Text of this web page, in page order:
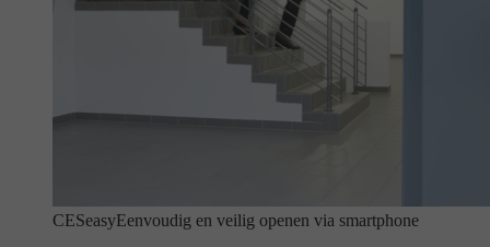
CESeasyEenvoudig en veilig openen via smartphone